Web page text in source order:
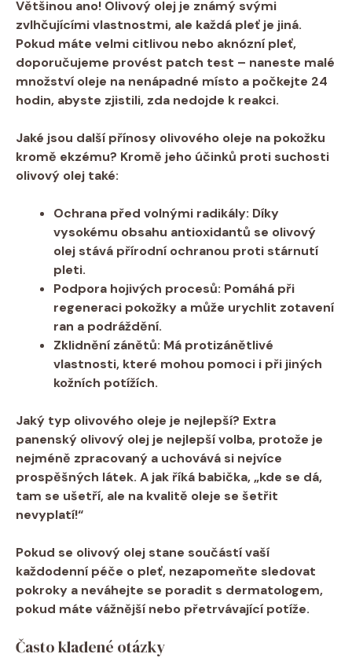
Většinou ano! Olivový‍ olej je známý ‍svými
zvlhčujícími vlastnostmi, ale každá⁢ pleť je jiná.
Pokud máte velmi⁢ citlivou nebo‌ aknózní ‍pleť,
doporučujeme provést patch test⁣ – naneste malé
množství‍ oleje ⁢na nenápadné místo a počkejte 24‍
hodin, abyste zjistili, zda‌ nedojde ⁣k reakci.
Jaké⁢ jsou⁣ další přínosy ⁣olivového ​oleje ‌na pokožku
kromě ‌ekzému? Kromě jeho účinků proti suchosti
olivový olej‍ také:
Ochrana před volnými radikály: Díky
⁣vysokému obsahu⁤ antioxidantů se olivový
olej‌ stává⁤ přírodní ochranou⁢ proti stárnutí
pleti.
Podpora hojivých procesů: Pomáhá při
regeneraci ⁢pokožky a⁣ může urychlit⁢ zotavení
ran a​ podráždění.
Zklidnění ‌zánětů: Má protizánětlivé⁣
vlastnosti, které‌ mohou pomoci i při jiných
‍kožních potížích.
Jaký ​typ olivového ‌oleje je nejlepší? Extra
panenský olivový olej ​je nejlepší volba, protože je
nejméně ⁤zpracovaný ⁢a ⁣uchovává si nejvíce
prospěšných ⁣látek.‌ A jak říká babička, ​„kde‌ se ⁢dá,⁣
tam se ⁢ušetří, ale na kvalitě oleje se‍ šetřit
nevyplatí!“
Pokud se olivový olej ⁣stane součástí vaší
každodenní ⁤péče o pleť, nezapomeňte sledovat
pokroky a‍ neváhejte se poradit⁣ s dermatologem,
pokud ⁢máte vážnější nebo přetrvávající potíže.
Často kladené otázky